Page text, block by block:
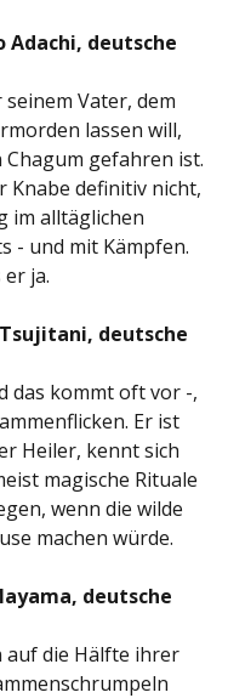
Adachi, deutsche
Vater, dem
lassen will,
gefahren ist.
Knabe definitiv nicht,
im alltäglichen
- und mit Kämpfen.
ja.
deutsche
das kommt oft vor -,
Er ist
Heiler, kennt sich
magische Rituale
wenn die wilde
machen würde.
deutsche
auf die Hälfte ihrer